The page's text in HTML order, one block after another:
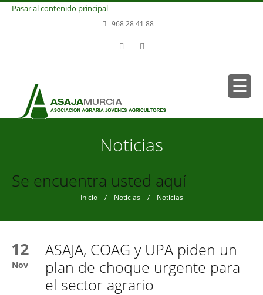
Pasar al contenido principal
968 28 41 88
Noticias
Se encuentra usted aquí
Inicio/ Noticias/ Noticias
12
Nov
ASAJA, COAG y UPA piden un
plan de choque urgente para
el sector agrario